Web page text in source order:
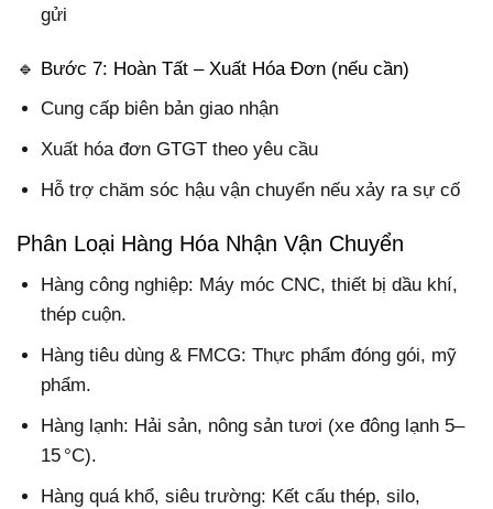
gửi
🔹 Bước 7: Hoàn Tất – Xuất Hóa Đơn (nếu cần)
Cung cấp biên bản giao nhận
Xuất hóa đơn GTGT theo yêu cầu
Hỗ trợ chăm sóc hậu vận chuyển nếu xảy ra sự cố
Phân Loại Hàng Hóa Nhận Vận Chuyển
Hàng công nghiệp: Máy móc CNC, thiết bị dầu khí,
thép cuộn.
Hàng tiêu dùng & FMCG: Thực phẩm đóng gói, mỹ
phẩm.
Hàng lạnh: Hải sản, nông sản tươi (xe đông lạnh 5–
15 °C).
Hàng quá khổ, siêu trường: Kết cấu thép, silo,